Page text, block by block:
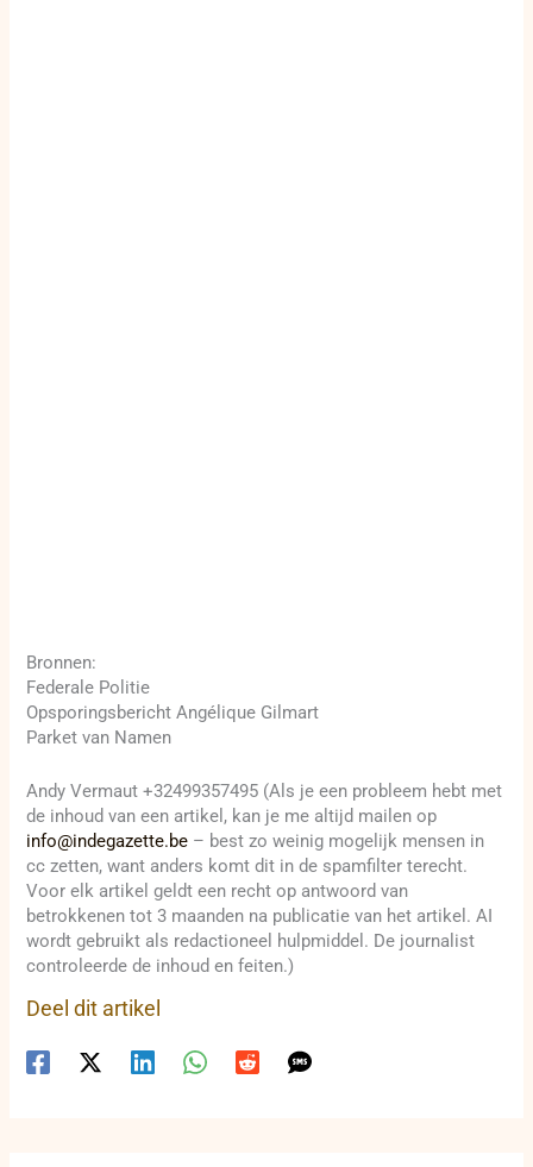
Bronnen:
Federale Politie
Opsporingsbericht Angélique Gilmart
Parket van Namen
Andy Vermaut +32499357495 (Als je een probleem hebt met
de inhoud van een artikel, kan je me altijd mailen op
info@indegazette.be – best zo weinig mogelijk mensen in
cc zetten, want anders komt dit in de spamfilter terecht.
Voor elk artikel geldt een recht op antwoord van
betrokkenen tot 3 maanden na publicatie van het artikel. AI
wordt gebruikt als redactioneel hulpmiddel. De journalist
controleerde de inhoud en feiten.)
Deel dit artikel